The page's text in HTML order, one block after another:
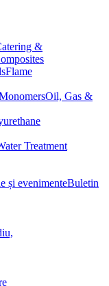
&
Flame
Oil, Gas &
Treatment
și evenimenteBuletin